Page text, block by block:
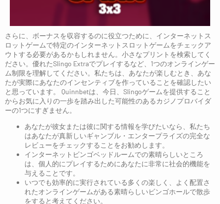
さらに、ボーナスを収容するのに役立つために、インターネットス
ロットゲームで特定のインターネットスロットゲームをチェックア
ウトする必要があるかもしれません。小さなプリントを検索してく
ださい。優れたSlingo Extraでプレイするなど、1つのオンラインゲー
ム制限を理解してください。私たちは、あなたが楽しむとき、あな
たが実際にあなたのインセンティブを作っていることを確認したい
と思っています。 Quinnbetは、今日、Slingoゲームを提供すること
からお気に入りの一歩を踏み出した可能性のあるカジノプロバイダ
ーの1つにすぎません。
あなたが彼女または彼に関する情報を学びたいなら、私たち
はあなたが真新しいギャンブル・エンタープライズの完全な
レビューをチェックすることをお勧めします。
インターネットビンゴベッドルームでの素晴らしいところ
は、個人的にプレイするためにあなたに非常に社会的機能を
与えることです。
いつでも効率的に実行されている多くの楽しく、よく配置さ
れたオンラインゲームがある素晴らしいビンゴホールで散歩
をすると考えてください。